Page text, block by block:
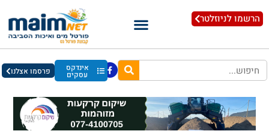
הרשמו לניוזלטר
אינדקס
עסקים פרסמו אצלנו